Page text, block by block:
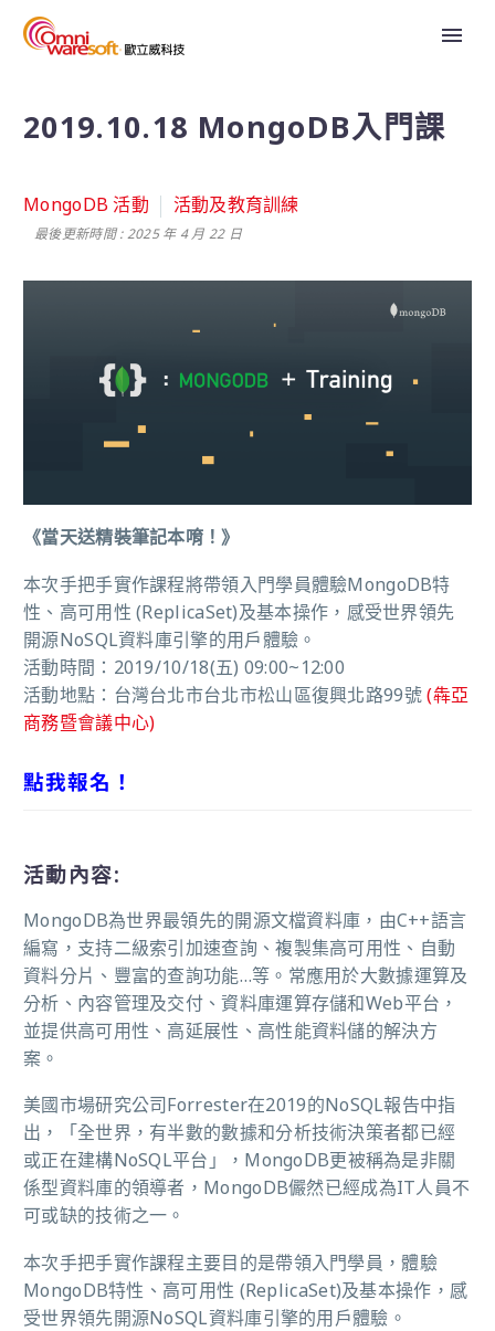
2019.10.18 MongoDB入門課
MongoDB 活動 活動及教育訓練
最後更新時間 : 2025 年 4 月 22 日
《當天送精裝筆記本唷！》
本次手把手實作課程將帶領入門學員體驗MongoDB特
性、高可用性 (ReplicaSet)及基本操作，感受世界領先
開源NoSQL資料庫引擎的用戶體驗。
活動時間：2019/10/18(五) 09:00~12:00
活動地點：台灣台北市台北市松山區復興北路99號(犇亞
商務暨會議中心)
點我報名！
活動內容:
MongoDB為世界最領先的開源文檔資料庫，由C++語言
編寫，支持二級索引加速查詢、複製集高可用性、自動
資料分片、豐富的查詢功能…等。常應用於大數據運算及
分析、內容管理及交付、資料庫運算存儲和Web平台，
並提供高可用性、高延展性、高性能資料儲的解決方
案。
美國市場研究公司Forrester在2019的NoSQL報告中指
出，「全世界，有半數的數據和分析技術決策者都已經
或正在建構NoSQL平台」，MongoDB更被稱為是非關
係型資料庫的領導者，MongoDB儼然已經成為IT人員不
可或缺的技術之一。
本次手把手實作課程主要目的是帶領入門學員，體驗
MongoDB特性、高可用性 (ReplicaSet)及基本操作，感
受世界領先開源NoSQL資料庫引擎的用戶體驗。